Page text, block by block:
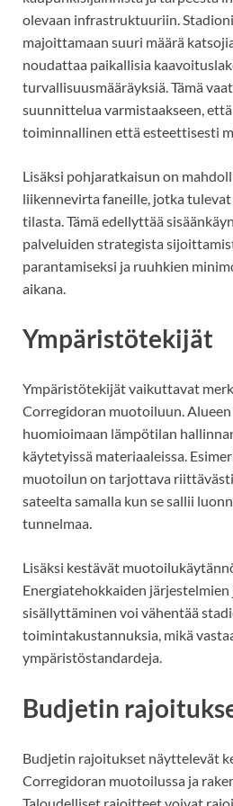
olevaan infrastruktuuriin.
majoittamaan suuri määrä
noudattaa paikallisia
turvallisuusmääräyksiä. Tämä
suunnittelua varmistaakseen,
toiminnallinen että esteettisesti
Lisäksi pohjaratkaisun on
liikennevirta faneille, jotka
tilasta. Tämä edellyttää
palveluiden strategista
parantamiseksi ja ruuhkien
aikana.
Ympäristötekijät
Ympäristötekijät vaikuttavat
Corregidoran muotoiluun.
huomioimaan lämpötilan
käytetyissä materiaaleissa.
muotoilun on tarjottava
sateelta samalla kun se sallii
tunnelmaa.
Lisäksi kestävät
Energiatehokkaiden järjestelmien
sisällyttäminen voi vähentää
toimintakustannuksia, mikä
ympäristöstandardeja.
Budjetin
Budjetin rajoitukset näyttelevät
Corregidoran muotoilussa ja